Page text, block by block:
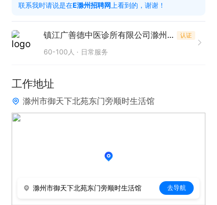
市场开拓：具备独立开发新客户的能力，能通过地
推、转介绍等方式挖掘潜在客户。
单谈判、回款跟进等内容。
目标导向：抗压能力强，有强烈的赚钱欲望或成就动
机。
学习能力：能快速掌握产品知识、行业政策及竞品动
职业素养：为人诚信，具备良好的职业操守，有团队
联系我时请说是在E滁州招聘网 上看到的，谢谢！
镇江广善德中医诊所有限公司滁州分公司 认证
60-100人 日常服务
工作地址
滁州市御天下北苑东门旁顺时生活馆
滁州市御天下北苑东门旁顺时生活馆 去导航